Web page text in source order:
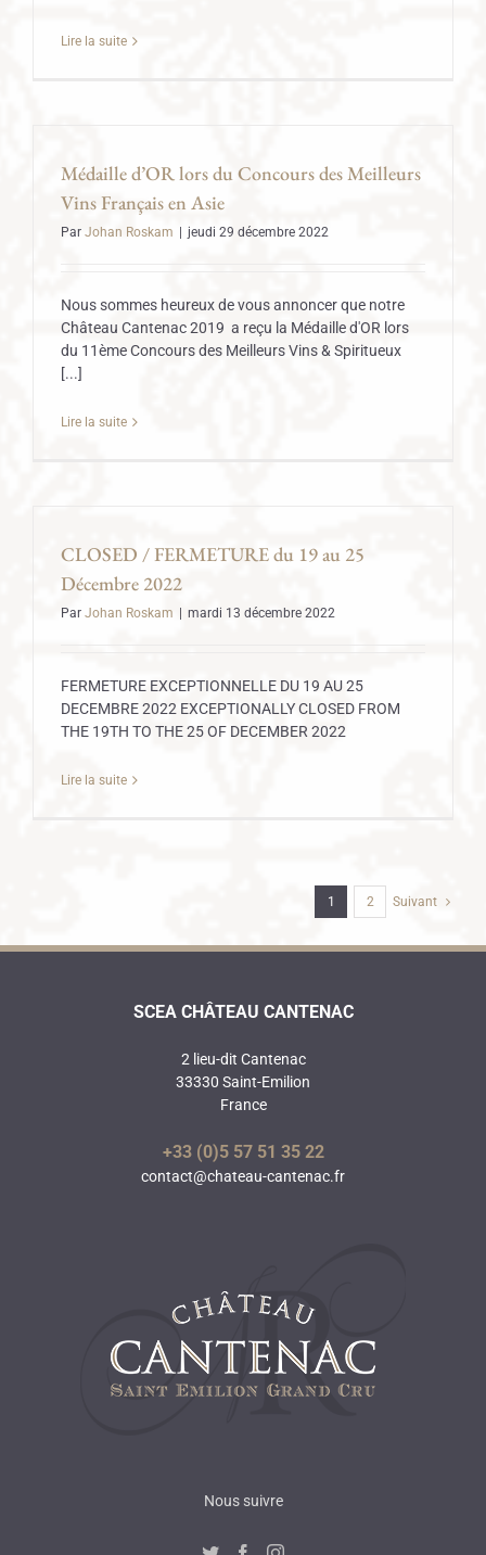
Lire la suite
Médaille d’OR lors du Concours des Meilleurs
Vins Français en Asie
Par Johan Roskam jeudi 29 décembre 2022
Nous sommes heureux de vous annoncer que notre
Château Cantenac 2019 a reçu la Médaille d'OR lors
du 11ème Concours des Meilleurs Vins & Spiritueux
[...]
Lire la suite
CLOSED / FERMETURE du 19 au 25
Décembre 2022
Par Johan Roskam mardi 13 décembre 2022
FERMETURE EXCEPTIONNELLE DU 19 AU 25
DECEMBRE 2022 EXCEPTIONALLY CLOSED FROM
THE 19TH TO THE 25 OF DECEMBER 2022
Lire la suite
1 2 Suivant
SCEA CHÂTEAU CANTENAC
2 lieu-dit Cantenac
33330 Saint-Emilion
France
+33 (0)5 57 51 35 22
contact@chateau-cantenac.fr
Nous suivre